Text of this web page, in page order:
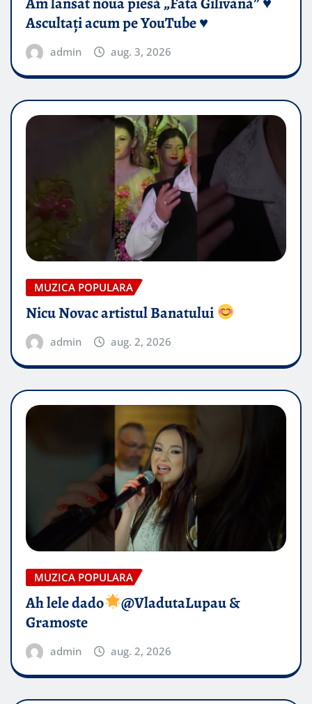
Ascultați acum pe YouTube ♥️
admin aug. 3, 2026
MUZICA POPULARA
Nicu Novac artistul Banatului
admin aug. 2, 2026
MUZICA POPULARA
Ah lele dado​
@VladutaLupau &
Gramoste
admin aug. 2, 2026